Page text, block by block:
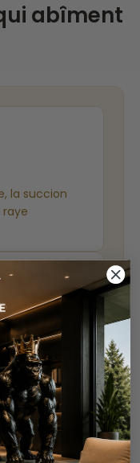
abîment
la succion
la toile et fait